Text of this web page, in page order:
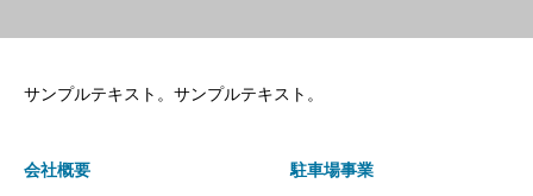
サンプルテキスト。サンプルテキスト。
会社概要 駐車場事業